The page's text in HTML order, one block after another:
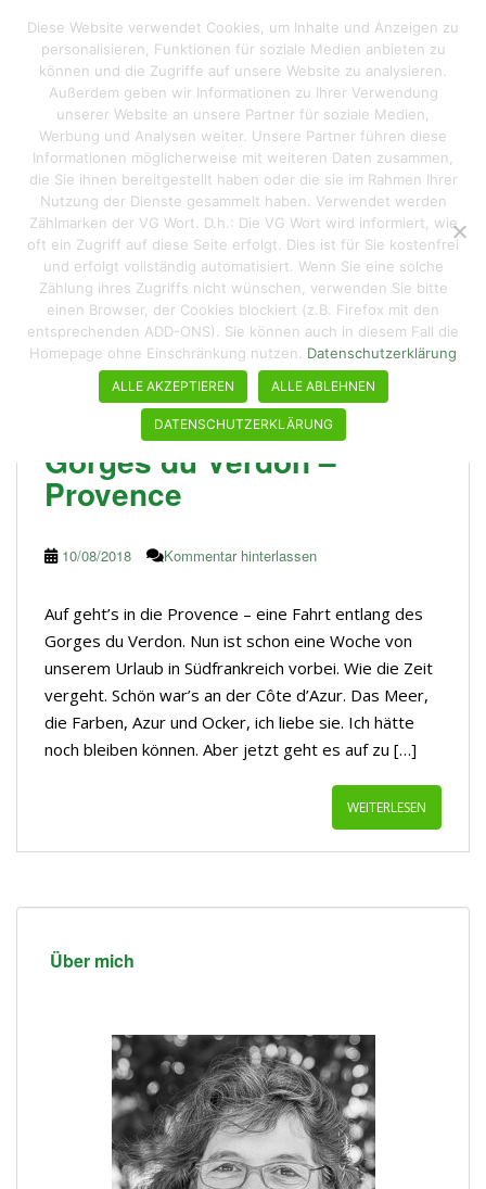
Reisen macht hungrig
Schlagwort:Meer
Gorges du Verdon –
Provence
10/08/2018 Kommentar hinterlassen
Auf geht’s in die Provence – eine Fahrt entlang des
Gorges du Verdon. Nun ist schon eine Woche von
unserem Urlaub in Südfrankreich vorbei. Wie die Zeit
vergeht. Schön war’s an der Côte d’Azur. Das Meer,
die Farben, Azur und Ocker, ich liebe sie. Ich hätte
noch bleiben können. Aber jetzt geht es auf zu […]
WEITERLESEN
Über mich
Diese Website verwendet Cookies, um Inhalte und Anzeigen zu
personalisieren, Funktionen für soziale Medien anbieten zu
können und die Zugriffe auf unsere Website zu analysieren.
Außerdem geben wir Informationen zu Ihrer Verwendung
unserer Website an unsere Partner für soziale Medien,
Werbung und Analysen weiter. Unsere Partner führen diese
Informationen möglicherweise mit weiteren Daten zusammen,
die Sie ihnen bereitgestellt haben oder die sie im Rahmen Ihrer
Nutzung der Dienste gesammelt haben. Verwendet werden
Zählmarken der VG Wort. D.h.: Die VG Wort wird informiert, wie
oft ein Zugriff auf diese Seite erfolgt. Dies ist für Sie kostenfrei
und erfolgt vollständig automatisiert. Wenn Sie eine solche
Zählung ihres Zugriffs nicht wünschen, verwenden Sie bitte
einen Browser, der Cookies blockiert (z.B. Firefox mit den
entsprechenden ADD-ONS). Sie können auch in diesem Fall die
Homepage ohne Einschränkung nutzen. Datenschutzerklärung
ALLE AKZEPTIEREN ALLE ABLEHNEN
DATENSCHUTZERKLÄRUNG